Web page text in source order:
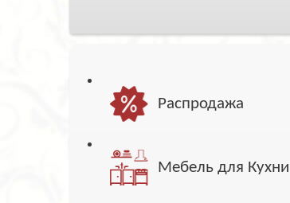
Распродажа
Мебель для Кухни